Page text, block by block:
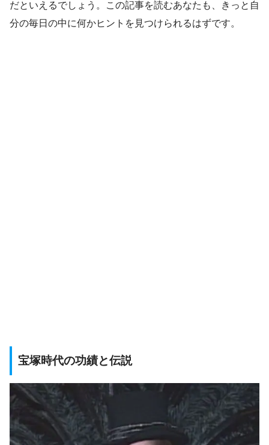
だといえるでしょう。この記事を読むあなたも、きっと自
分の毎日の中に何かヒントを見つけられるはずです。
宝塚時代の功績と伝説